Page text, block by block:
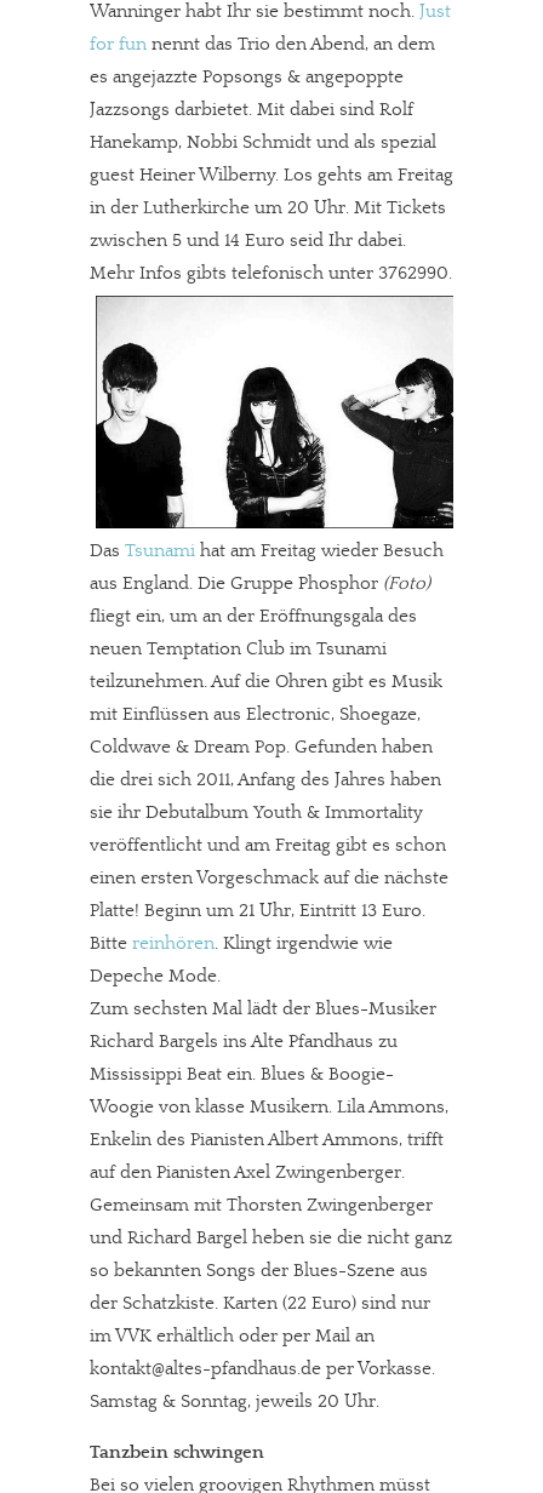
Wanninger habt Ihr sie bestimmt noch. Just
for fun nennt das Trio den Abend, an dem
es angejazzte Popsongs & angepoppte
Jazzsongs darbietet. Mit dabei sind Rolf
Hanekamp, Nobbi Schmidt und als spezial
guest Heiner Wilberny. Los gehts am Freitag
in der Lutherkirche um 20 Uhr. Mit Tickets
zwischen 5 und 14 Euro seid Ihr dabei.
Mehr Infos gibts telefonisch unter 3762990.
Das Tsunami hat am Freitag wieder Besuch
aus England. Die Gruppe Phosphor (Foto)
fliegt ein, um an der Eröffnungsgala des
neuen Temptation Club im Tsunami
teilzunehmen. Auf die Ohren gibt es Musik
mit Einflüssen aus Electronic, Shoegaze,
Coldwave & Dream Pop. Gefunden haben
die drei sich 2011, Anfang des Jahres haben
sie ihr Debutalbum Youth & Immortality
veröffentlicht und am Freitag gibt es schon
einen ersten Vorgeschmack auf die nächste
Platte! Beginn um 21 Uhr, Eintritt 13 Euro.
Bitte reinhören. Klingt irgendwie wie
Depeche Mode.
Zum sechsten Mal lädt der Blues-Musiker
Richard Bargels ins Alte Pfandhaus zu
Mississippi Beat ein. Blues & Boogie-
Woogie von klasse Musikern. Lila Ammons,
Enkelin des Pianisten Albert Ammons, trifft
auf den Pianisten Axel Zwingenberger.
Gemeinsam mit Thorsten Zwingenberger
und Richard Bargel heben sie die nicht ganz
so bekannten Songs der Blues-Szene aus
der Schatzkiste. Karten (22 Euro) sind nur
im VVK erhältlich oder per Mail an
kontakt@altes-pfandhaus.de per Vorkasse.
Samstag & Sonntag, jeweils 20 Uhr.
Tanzbein schwingen
Bei so vielen groovigen Rhythmen müsst